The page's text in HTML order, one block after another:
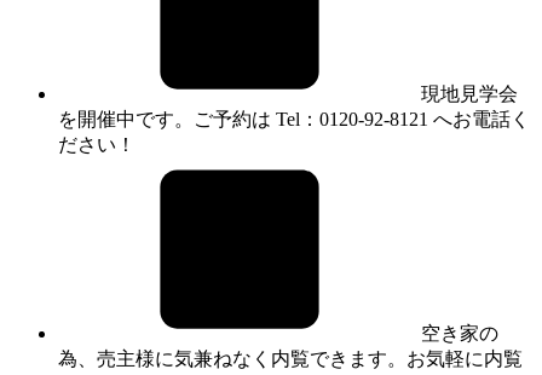
現地見学会
を開催中です。ご予約は Tel：0120-92-8121 へお電話く
ださい！
空き家の
為、売主様に気兼ねなく内覧できます。お気軽に内覧